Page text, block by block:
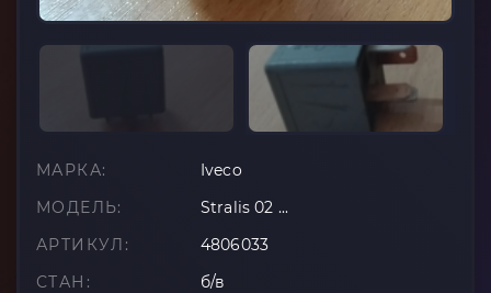
МАРКА:
Iveco
МОДЕЛЬ:
Stralis 02 ...
АРТИКУЛ:
4806033
СТАН:
б/в